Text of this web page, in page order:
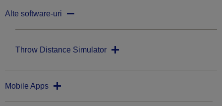
Alte software-uri
Throw Distance Simulator
Mobile Apps